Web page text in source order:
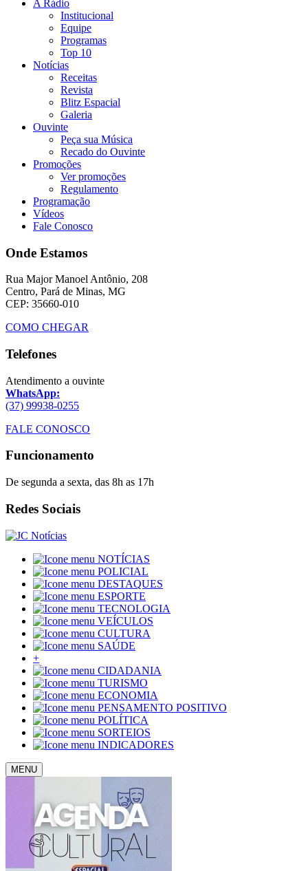
A Rádio
Institucional
Equipe
Programas
Top 10
Notícias
Receitas
Revista
Blitz Espacial
Galeria
Ouvinte
Peça sua Música
Recado do Ouvinte
Promoções
Ver promoções
Regulamento
Programação
Vídeos
Fale Conosco
Onde Estamos
Rua Major Manoel Antônio, 208
Centro, Pará de Minas, MG
CEP: 35660-010
COMO CHEGAR
Telefones
Atendimento a ouvinte
WhatsApp:
(37) 99938-0255
FALE CONOSCO
Funcionamento
De segunda a sexta, das 8h as 17h
Redes Sociais
NOTÍCIAS
POLICIAL
DESTAQUES
ESPORTE
TECNOLOGIA
VEÍCULOS
CULTURA
SAÚDE
+
CIDADANIA
TURISMO
ECONOMIA
PENSAMENTO POSITIVO
POLÍTICA
SORTEIOS
INDICADORES
MENU